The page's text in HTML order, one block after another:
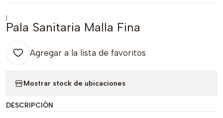
|
Pala Sanitaria Malla Fina
Agregar a la lista de favoritos
Mostrar stock de ubicaciones
DESCRIPCIÓN